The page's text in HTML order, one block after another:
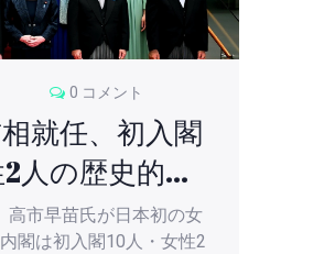
0 コメント
就任、初入閣
人の歴史的内
高市早苗氏が日本初の女
閣は初入閣10人・女性2